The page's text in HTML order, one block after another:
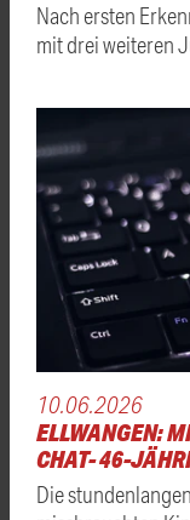
Nach ersten
mit drei weiteren
10.06.2026
ELLWANGEN:
CHAT- 46-
Die